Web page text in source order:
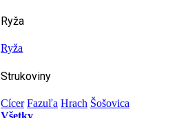
Ryža
Ryža
Strukoviny
Cícer Fazuľa Hrach Šošovica
Všetky